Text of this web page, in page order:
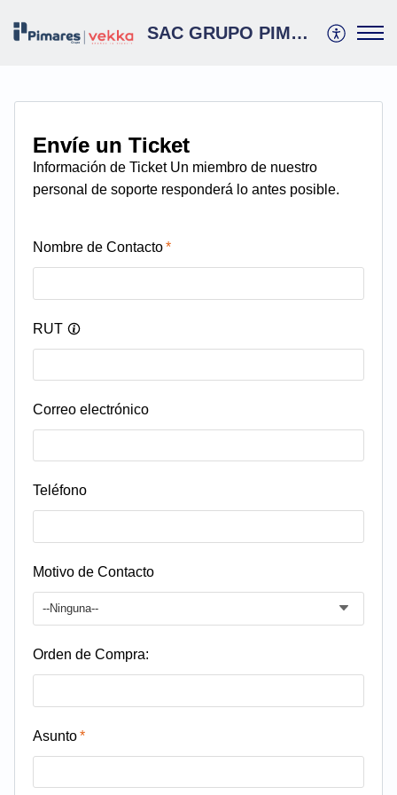
SAC GRUPO PIMARES
Envíe un Ticket
Información de Ticket
Nombre de Contacto
RUT
Correo electrónico
Teléfono
Motivo de Contacto
--Ninguna--
Orden de Compra:
Asunto